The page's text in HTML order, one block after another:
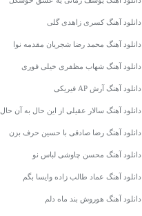
دانلود آهنگ کسری زاهدی گلی
دانلود آهنگ محمد رضا شجریان مقدمه نوا
دانلود آهنگ شهاب مظفری خیلی فوری
دانلود آهنگ آرش AP فیریکی
دانلود آهنگ سالار عقیلی از این حال به آن حال
دانلود آهنگ رضا صادقی با حسین حرف بزن
دانلود آهنگ محسن چاوشی لباس نو
دانلود آهنگ عماد طالب زاده وایسا بگم
دانلود آهنگ هوروش بند ماه دلم